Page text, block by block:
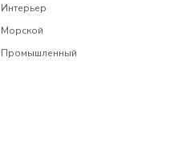
Интерьер
Морской
Промышленный